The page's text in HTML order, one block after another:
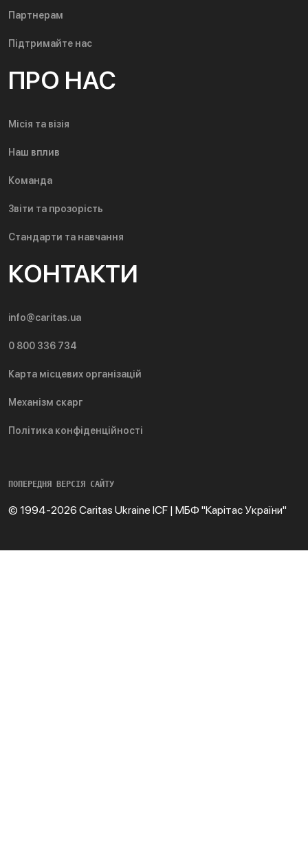
Партнерам
Підтримайте нас
ПРО НАС
Місія та візія
Наш вплив
Команда
Звіти та прозорість
Стандарти та навчання
КОНТАКТИ
info@caritas.ua
0 800 336 734
Карта місцевих організацій
Механізм скарг
Політика конфіденційності
ПОПЕРЕДНЯ ВЕРСІЯ САЙТУ
© 1994-2026 Caritas Ukraine ICF | МБФ "Карітас України"